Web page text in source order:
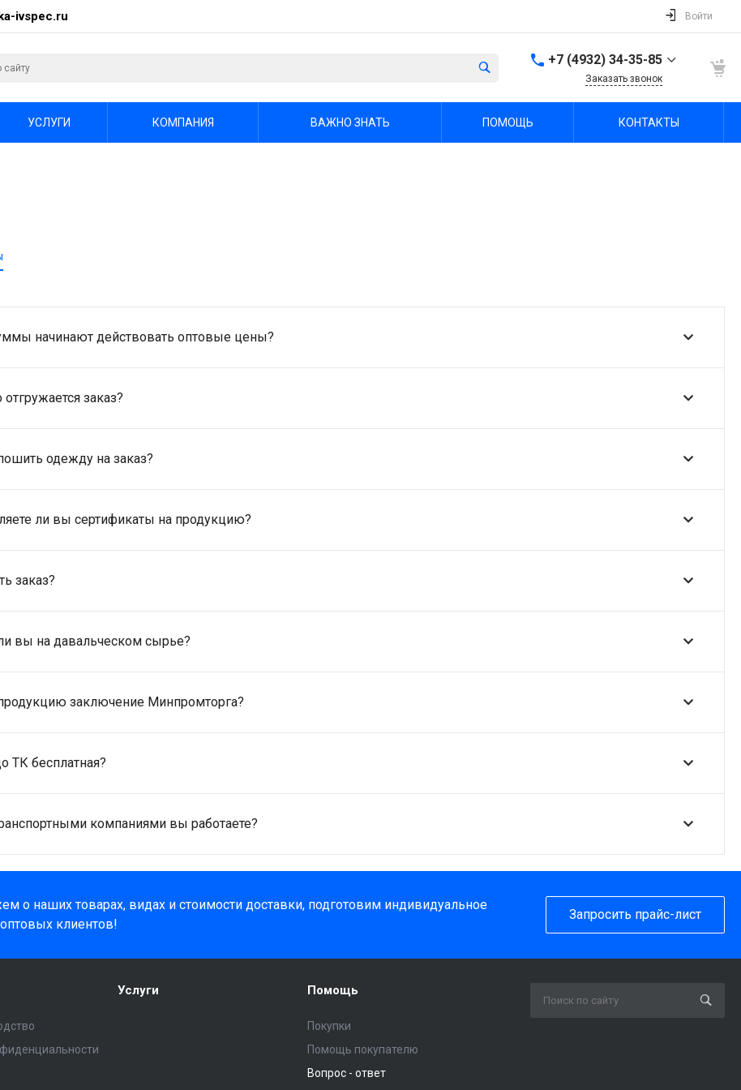
ivspec.ru Войти
+7 (4932) 34-35-85
Заказать звонок
УСЛУГИ КОМПАНИЯ ВАЖНО ЗНАТЬ ПОМОЩЬ КОНТАКТЫ
начинают действовать оптовые цены?
заказ?
одежду на заказ?
ли вы сертификаты на продукцию?
заказ?
вы на давальческом сырье?
заключение Минпромторга?
ТК бесплатная?
компаниями вы работаете?
о наших товарах, видах и стоимости доставки, подготовим индивидуальное
клиентов!
Запросить прайс-лист
Услуги Помощь
Покупки
Помощь покупателю
Вопрос - ответ